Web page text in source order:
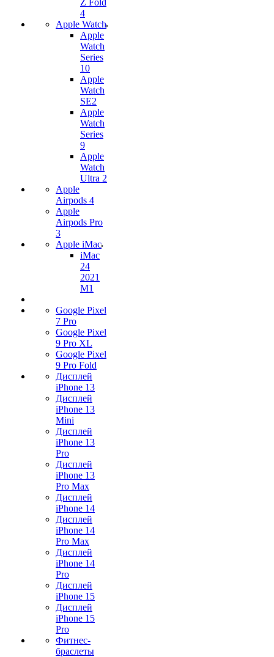
Z Fold
4
Apple Watch
Apple
Watch
Series
10
Apple
Watch
SE2
Apple
Watch
Series
9
Apple
Watch
Ultra 2
Apple
Airpods 4
Apple
Airpods Pro
3
Apple iMac
iMac
24
2021
M1
Google Pixel
7 Pro
Google Pixel
9 Pro XL
Google Pixel
9 Pro Fold
Дисплей
iPhone 13
Дисплей
iPhone 13
Mini
Дисплей
iPhone 13
Pro
Дисплей
iPhone 13
Pro Max
Дисплей
iPhone 14
Дисплей
iPhone 14
Pro Max
Дисплей
iPhone 14
Pro
Дисплей
iPhone 15
Дисплей
iPhone 15
Pro
Фитнес-
браслеты